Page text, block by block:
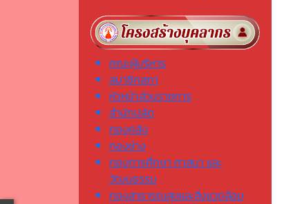
คณะผู้บริหาร
สมาชิกสภา
หัวหน้าส่วนราชการ
สำนักปลัด
กองคลัง
กองช่าง
กองการศึกษา ศาสนา และ
วัฒนธรรม
กองสาธารณสุขและสิ่งแวดล้อม